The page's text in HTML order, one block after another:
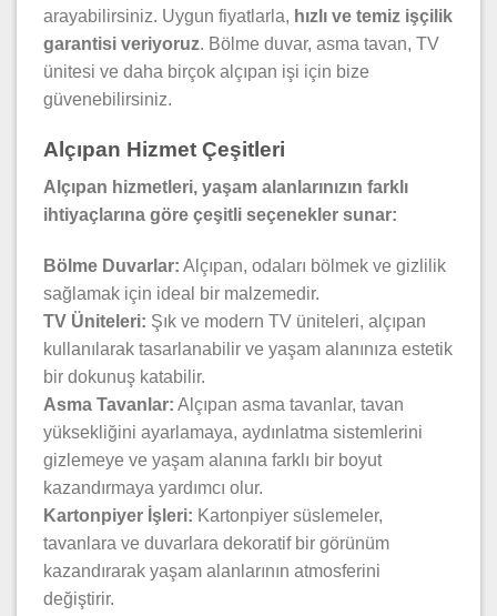
arayabilirsiniz. Uygun fiyatlarla, hızlı ve temiz işçilik
garantisi veriyoruz. Bölme duvar, asma tavan, TV
ünitesi ve daha birçok alçıpan işi için bize
güvenebilirsiniz.
Alçıpan Hizmet Çeşitleri
Alçıpan hizmetleri, yaşam alanlarınızın farklı
ihtiyaçlarına göre çeşitli seçenekler sunar:
Bölme Duvarlar: Alçıpan, odaları bölmek ve gizlilik
sağlamak için ideal bir malzemedir.
TV Üniteleri: Şık ve modern TV üniteleri, alçıpan
kullanılarak tasarlanabilir ve yaşam alanınıza estetik
bir dokunuş katabilir.
Asma Tavanlar: Alçıpan asma tavanlar, tavan
yüksekliğini ayarlamaya, aydınlatma sistemlerini
gizlemeye ve yaşam alanına farklı bir boyut
kazandırmaya yardımcı olur.
Kartonpiyer İşleri: Kartonpiyer süslemeler,
tavanlara ve duvarlara dekoratif bir görünüm
kazandırarak yaşam alanlarının atmosferini
değiştirir.